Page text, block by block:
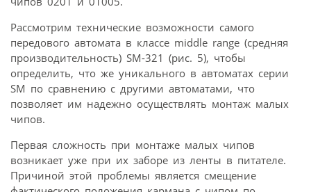
Рассмотрим технические возможности самого
передового автомата в классе middle range (средняя
производительность) SM-321 (рис. 5), чтобы
определить, что же уникального в автоматах серии
SM по сравнению с другими автоматами, что
позволяет им надежно осуществлять монтаж малых
чипов.
Первая сложность при монтаже малых чипов
возникает уже при их заборе из ленты в питателе.
Причиной этой проблемы является смещение